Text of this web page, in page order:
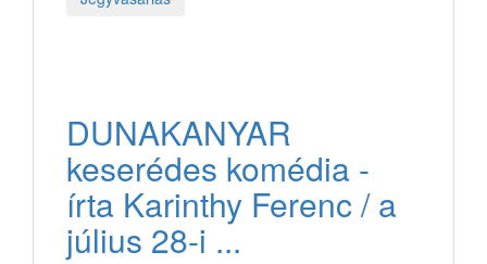
DUNAKANYAR
keserédes komédia -
írta Karinthy Ferenc / a
július 28-i ...